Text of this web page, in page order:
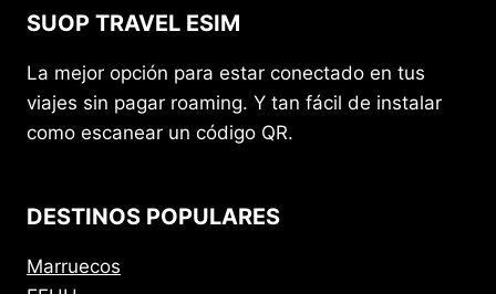
SUOP TRAVEL ESIM
La mejor opción para estar conectado en tus
viajes sin pagar roaming. Y tan fácil de instalar
como escanear un código QR.
DESTINOS POPULARES
Marruecos